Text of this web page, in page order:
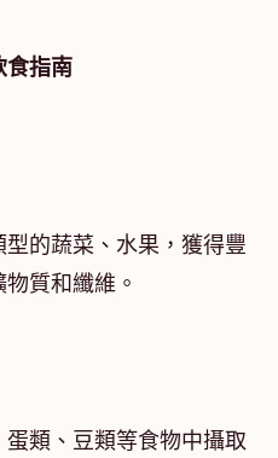
食指南
的蔬菜、水果，獲得豐
質和纖維。
類、豆類等食物中攝取